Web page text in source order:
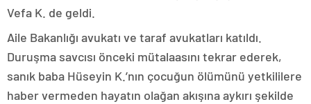
Vefa K. de geldi.
Aile Bakanlığı avukatı ve taraf avukatları katıldı.
Duruşma savcısı önceki mütalaasını tekrar ederek,
sanık baba Hüseyin K.’nın çocuğun ölümünü yetkililere
haber vermeden hayatın olağan akışına aykırı şekilde